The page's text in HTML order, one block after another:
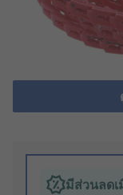
มีส่วนลด